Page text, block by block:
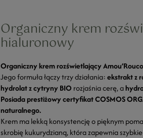
Organiczny krem
hialuronowy
Organiczny krem rozświetlający
Jego formuła łączy trzy działania:ekstrakt z
hydrolat z cytryny BIO rozjaśnia cerę, a
Posiada prestiżowy certyfikat COSMOS
naturalnego.
Krem ma lekką konsystencję o pięknym
skrobię kukurydzianą, która zapewnia